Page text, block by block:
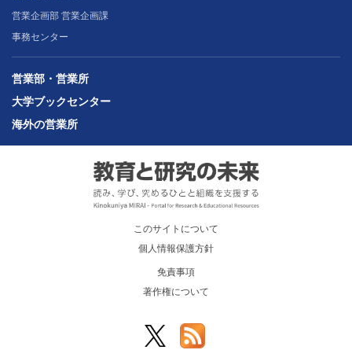
営業企画部 営業企画課
事務センター
営業部・営業所
大学ブックセンター
海外の営業所
このサイトについて
個人情報保護方針
免責事項
著作権について